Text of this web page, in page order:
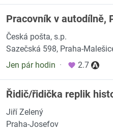
Pracovník v autodílně,
Česká pošta, s.p.
Sazečská 598, Praha-
Jen pár hodin · 2.7
Řidič/řidička replik
Jiří Zelený
Praha-Josefov